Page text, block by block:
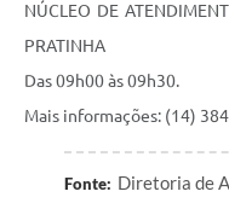
NÚCLEO DE
PRATINHA
Das 09h00 às 09h30.
Mais informações: (14)
Fonte: Diretoria de